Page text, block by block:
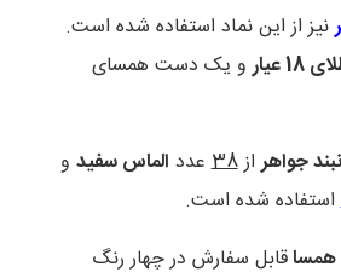
نیز از این نماد استفاده شده است.
18 عیار
و یک دست همسای
جواهراز38عدد الماس سفید و
استفاده شده است.
همساقابل سفارش در چهار رنگ